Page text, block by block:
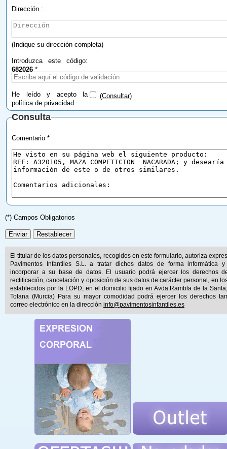
Dirección :
(Indique su dirección completa)
Introduzca este código:
682026 *
He leído y acepto la
política de privacidad
(Consultar)
Consulta
Comentario *
(*) Campos Obligatorios
El titular de los datos personales, recogidos en este formulario, autoriza
Pavimentos Infantiles S.L. a tratar dichos datos de forma informática y
incorporar a su base de datos. El usuario podrá ejercer los derechos
rectificación, cancelación y oposición de sus datos de carácter personal, en
establecidos por la LOPD, en el domicilio fijado en Avda.Rambla de la
Totana (Murcia) Para su mayor comodidad podrá ejercer los derechos
correo electrónico en la dirección info@pavimentosinfantiles.es